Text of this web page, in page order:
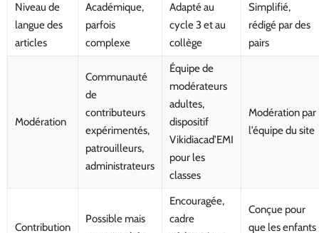
Niveau de
langue des
articles
Académique,
parfois
complexe
Adapté au
cycle 3 et au
collège
Simplifié,
rédigé par des
pairs
Modération
Communauté
de
contributeurs
expérimentés,
patrouilleurs,
administrateurs
Équipe de
modérateurs
adultes,
dispositif
Vikidiacad’EMI
pour les
classes
Modération par
l’équipe du site
Contribution
Possible mais
Encouragée,
cadre
Conçue pour
que les enfants